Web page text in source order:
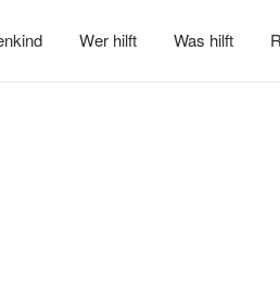
Wer hilft Was hilft